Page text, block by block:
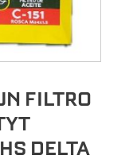
FILTRO
DELTA